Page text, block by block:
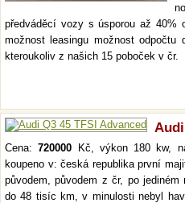
předváděcí vozy s úsporou až 40%
možnost leasingu možnost
kteroukoliv z našich 15 poboček v čr.
Cena:720000 Kč, výkon 180 kw,
koupeno v: česká republika první
původem, původem z čr, po
do 48 tisíc km, v minulosti nebyl